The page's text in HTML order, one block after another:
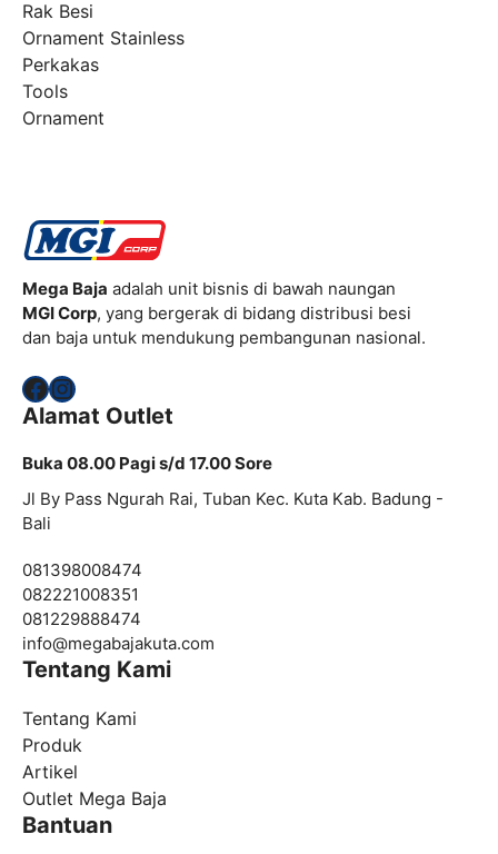
Rak Besi
Ornament Stainless
Perkakas
Tools
Ornament
Mega Baja adalah unit bisnis di bawah naungan
MGI Corp, yang bergerak di bidang distribusi besi
dan baja untuk mendukung pembangunan nasional.
Facebook
Instagram
Alamat Outlet
Buka 08.00 Pagi s/d 17.00 Sore
Jl By Pass Ngurah Rai, Tuban Kec. Kuta Kab. Badung -
Bali
081398008474
082221008351
081229888474
info@megabajakuta.com
Tentang Kami
Tentang Kami
Produk
Artikel
Outlet Mega Baja
Bantuan